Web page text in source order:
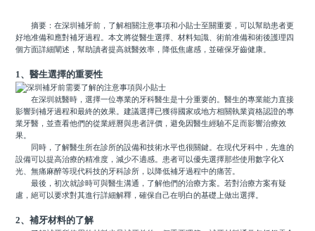
箍牙收費
摘要：在深圳補牙前，了解相關注意事項和小貼士至關重要，可以幫助患者更
好地准備和應對補牙過程。本文將從醫生選擇、材料知識、術前准備和術後護理四
個方面詳細闡述，幫助讀者提高就醫效率，降低焦慮感，並確保牙齒健康。
1、醫生選擇的重要性
在深圳就醫時，選擇一位專業的牙科醫生是十分重要的。醫生的專業能力直接
影響到補牙過程和最終的效果。建議選擇已獲得國家或地方相關執業資格認證的專
業牙醫，並查看他們的從業經曆與患者評價，避免因醫生經驗不足而影響治療效
果。
同時，了解醫生所在診所的設備和技術水平也很關鍵。在現代牙科中，先進的
設備可以提高治療的精准度，減少不適感。患者可以優先選擇那些使用數字化X
光、無痛麻醉等現代科技的牙科診所，以降低補牙過程中的痛苦。
最後，初次就診時可與醫生溝通，了解他們的治療方案。若對治療方案有疑
慮，絕可以要求對其進行詳細解釋，確保自己在明白的基礎上做出選擇。
2、補牙材料的了解